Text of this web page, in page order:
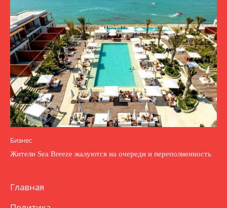
Бизнес
Жители Sea Breeze жалуются на очереди и переполненность
Главная